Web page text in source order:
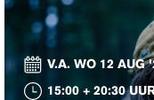
V.A. WO 12 AUG
15:00 + 20:30